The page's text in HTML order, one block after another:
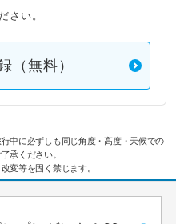
さい。
（無料）
中に必ずしも同じ角度・高度・天候での
承ください。
変等を固く禁じます。